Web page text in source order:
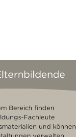
Bereich finden
Fachleute
und können